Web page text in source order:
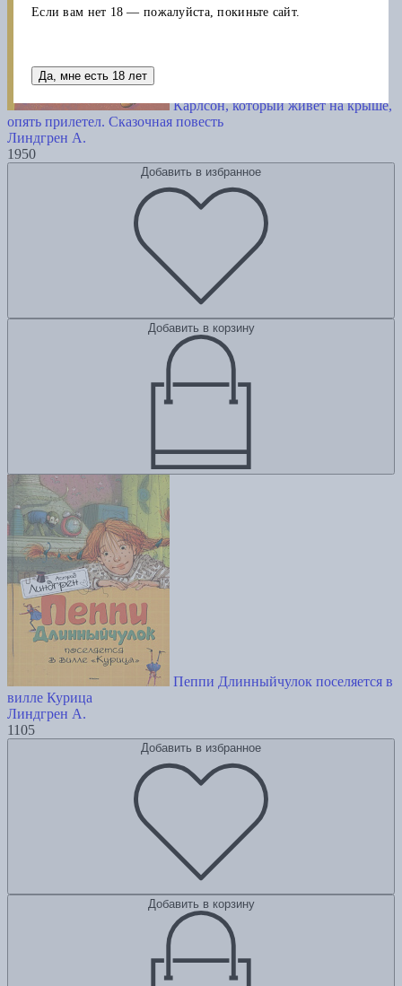
Карлсон, который живёт на крыше,
опять прилетел. Сказочная повесть
Линдгрен А.
1950
Добавить в избранное
Добавить в корзину
Пеппи Длинныйчулок поселяется в
вилле Курица
Линдгрен А.
1105
Добавить в избранное
Добавить в корзину
Если вам нет 18 — пожалуйста, покиньте сайт.
Да, мне есть 18 лет